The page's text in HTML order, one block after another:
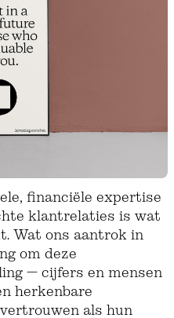
financiële expertise
klantrelaties is wat
Wat ons aantrok in
om deze
— cijfers en mensen
herkenbare
als hun